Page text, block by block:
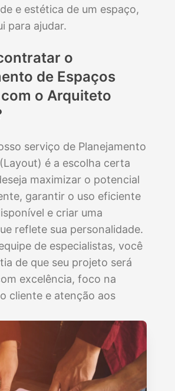
e estética de um espaço,
para ajudar.
o
de Espaços
com o Arquiteto
serviço de Planejamento
é a escolha certa
maximizar o potencial
garantir o uso eficiente
e criar uma
reflete sua personalidade.
de especialistas, você
de que seu projeto será
excelência, foco na
cliente e atenção aos